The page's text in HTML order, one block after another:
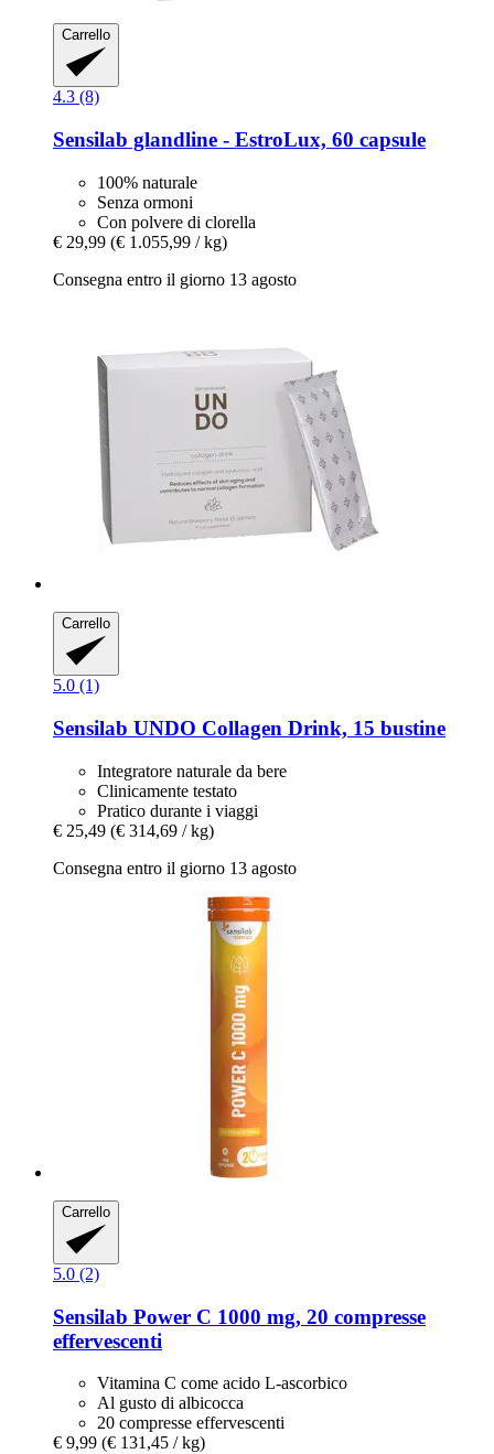
Carrello
4.3 (8)
Sensilab glandline -​ EstroLux, 60 capsule
100% naturale
Senza ormoni
Con polvere di clorella
€ 29,99 (€ 1.055,99 / kg)
Consegna entro il giorno 13 agosto
Carrello
5.0 (1)
Sensilab UNDO Collagen Drink, 15 bustine
Integratore naturale da bere
Clinicamente testato
Pratico durante i viaggi
€ 25,49 (€ 314,69 / kg)
Consegna entro il giorno 13 agosto
Carrello
5.0 (2)
Sensilab Power C 1000 mg, 20 compresse
effervescenti
Vitamina C come acido L-ascorbico
Al gusto di albicocca
20 compresse effervescenti
€ 9,99 (€ 131,45 / kg)